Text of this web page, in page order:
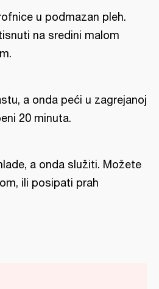
u podmazan pleh.
na sredini malom
a onda peći u zagrejanoj
20 minuta.
a onda služiti. Možete
ili posipati prah